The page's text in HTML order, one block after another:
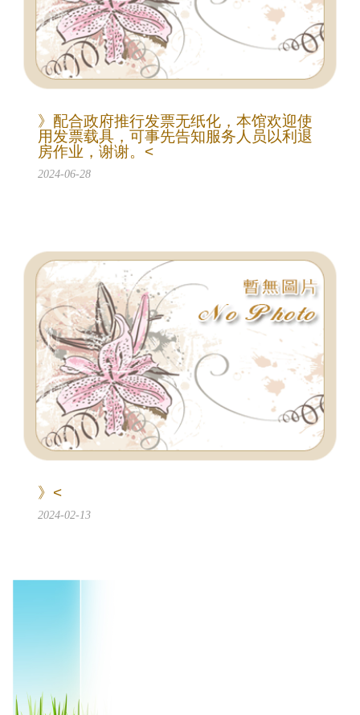
》配合政府推行发票无纸化，本馆欢迎使
用发票载具，可事先告知服务人员以利退
房作业，谢谢。<
2024-06-28
》<
2024-02-13